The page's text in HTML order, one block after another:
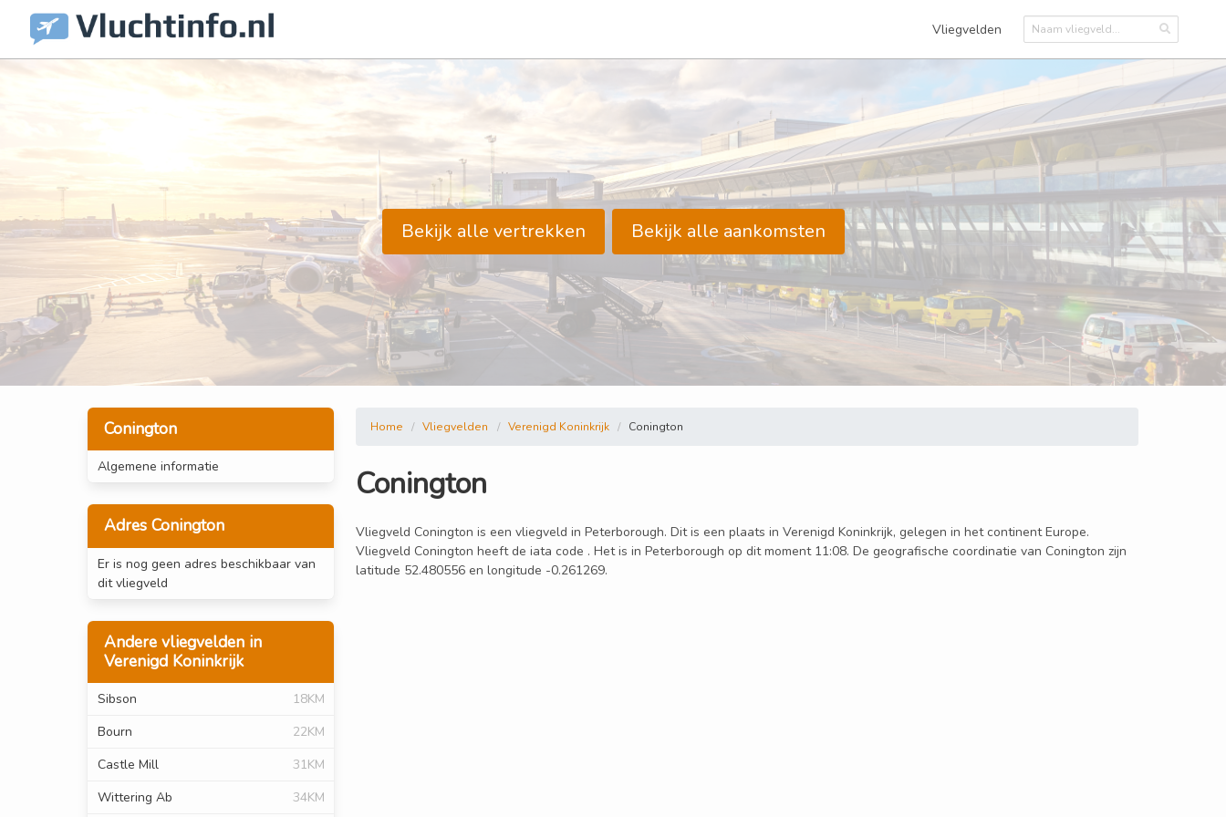
Vliegvelden
Bekijk alle vertrekken Bekijk alle aankomsten
Conington
Algemene informatie
Adres Conington
Er is nog geen adres beschikbaar van
dit vliegveld
Andere vliegvelden in
Verenigd Koninkrijk
Sibson
18KM
Bourn
22KM
Castle Mill
31KM
Wittering Ab
34KM
Home Vliegvelden Verenigd Koninkrijk Conington
Conington
Vliegveld Conington is een vliegveld in Peterborough. Dit is een plaats in Verenigd Koninkrijk, gelegen in het continent Europe.
Vliegveld Conington heeft de iata code . Het is in Peterborough op dit moment 11:08. De geografische coordinatie van Conington zijn
latitude 52.480556 en longitude -0.261269.